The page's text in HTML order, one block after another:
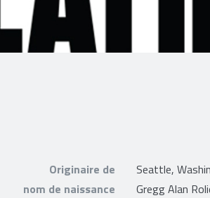
Originaire de
Seattle,
nom de naissance
Gregg Alan